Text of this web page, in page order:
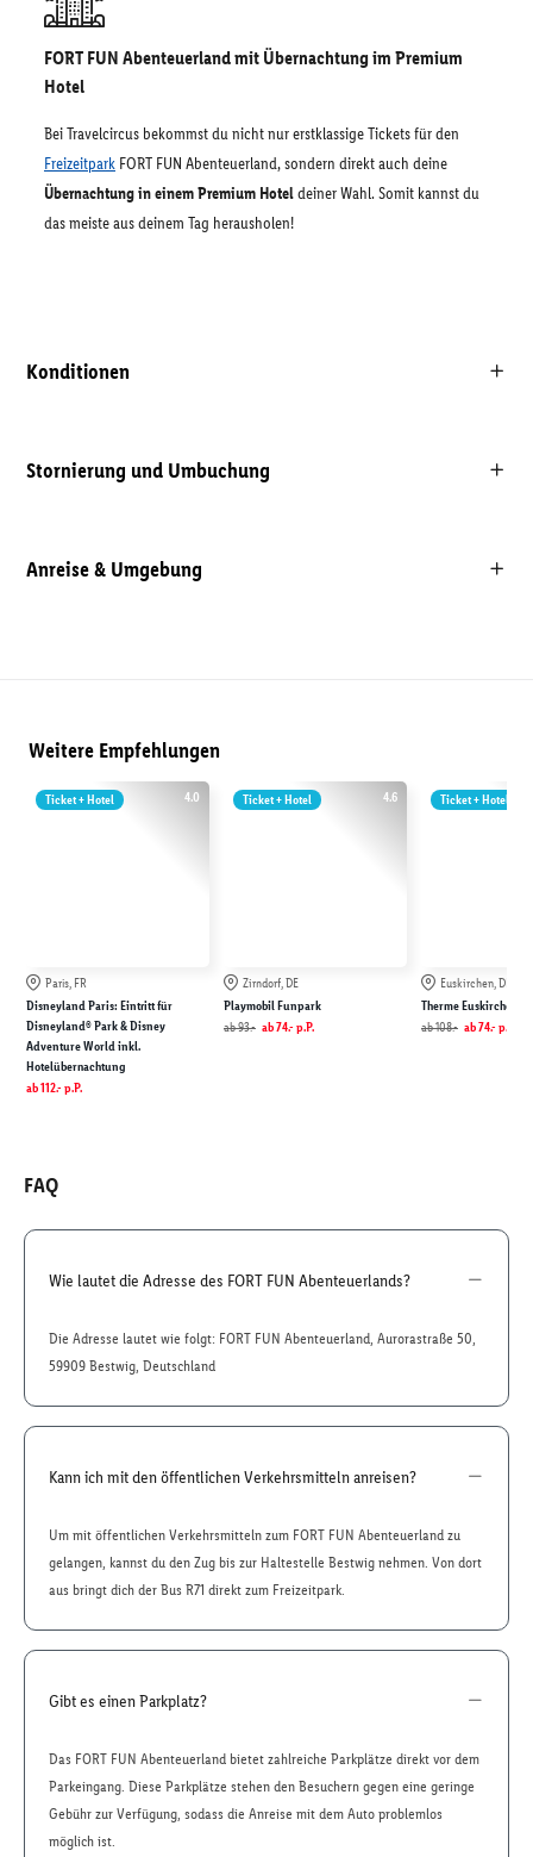
FORT FUN Abenteuerland mit Übernachtung im Premium
Hotel
Bei Travelcircus bekommst du nicht nur erstklassige Tickets für den
Freizeitpark FORT FUN Abenteuerland, sondern direkt auch deine
Übernachtung in einem Premium Hoteldeiner Wahl. Somit kannst du
das meiste aus deinem Tag herausholen!
Konditionen
Stornierung und Umbuchung
Anreise & Umgebung
Weitere Empfehlungen
4.0
Ticket + Hotel
Paris, FR
Disneyland Paris: Eintritt für
Disneyland® Park & Disney
Adventure World inkl.
Hotelübernachtung
ab112.- p.P.
4.6
Ticket + Hotel
Zirndorf, DE
Playmobil Funpark
ab93.- ab74.- p.P.
Ticket + Hotel
Euskirchen, DE
Therme Euskirchen
ab108.- ab74.- p.P.
FAQ
Wie lautet die Adresse des FORT FUN Abenteuerlands?
Die Adresse lautet wie folgt: FORT FUN Abenteuerland, Aurorastraße 50,
59909 Bestwig, Deutschland
Kann ich mit den öffentlichen Verkehrsmitteln anreisen?
Um mit öffentlichen Verkehrsmitteln zum FORT FUN Abenteuerland zu
gelangen, kannst du den Zug bis zur Haltestelle Bestwig nehmen. Von dort
aus bringt dich der Bus R71 direkt zum Freizeitpark.
Gibt es einen Parkplatz?
Das FORT FUN Abenteuerland bietet zahlreiche Parkplätze direkt vor dem
Parkeingang. Diese Parkplätze stehen den Besuchern gegen eine geringe
Gebühr zur Verfügung, sodass die Anreise mit dem Auto problemlos
möglich ist.